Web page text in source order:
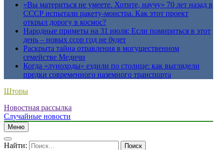
«Вы материться не умеете. Хотите, научу» 70 лет назад в
СССР испытали ракету-монстра. Как этот проект
открыл дорогу в космос?
Народные приметы на 31 июля: Если помириться в этот
день – новых ссор год не будет
Раскрыта тайна отравления в могущественном
семействе Медичи
Когда «луноходы» ездили по столице: как выглядели
предки современного наземного транспорта
Шторы
Новостная рассылка
Случайные новости
Меню
Найти: